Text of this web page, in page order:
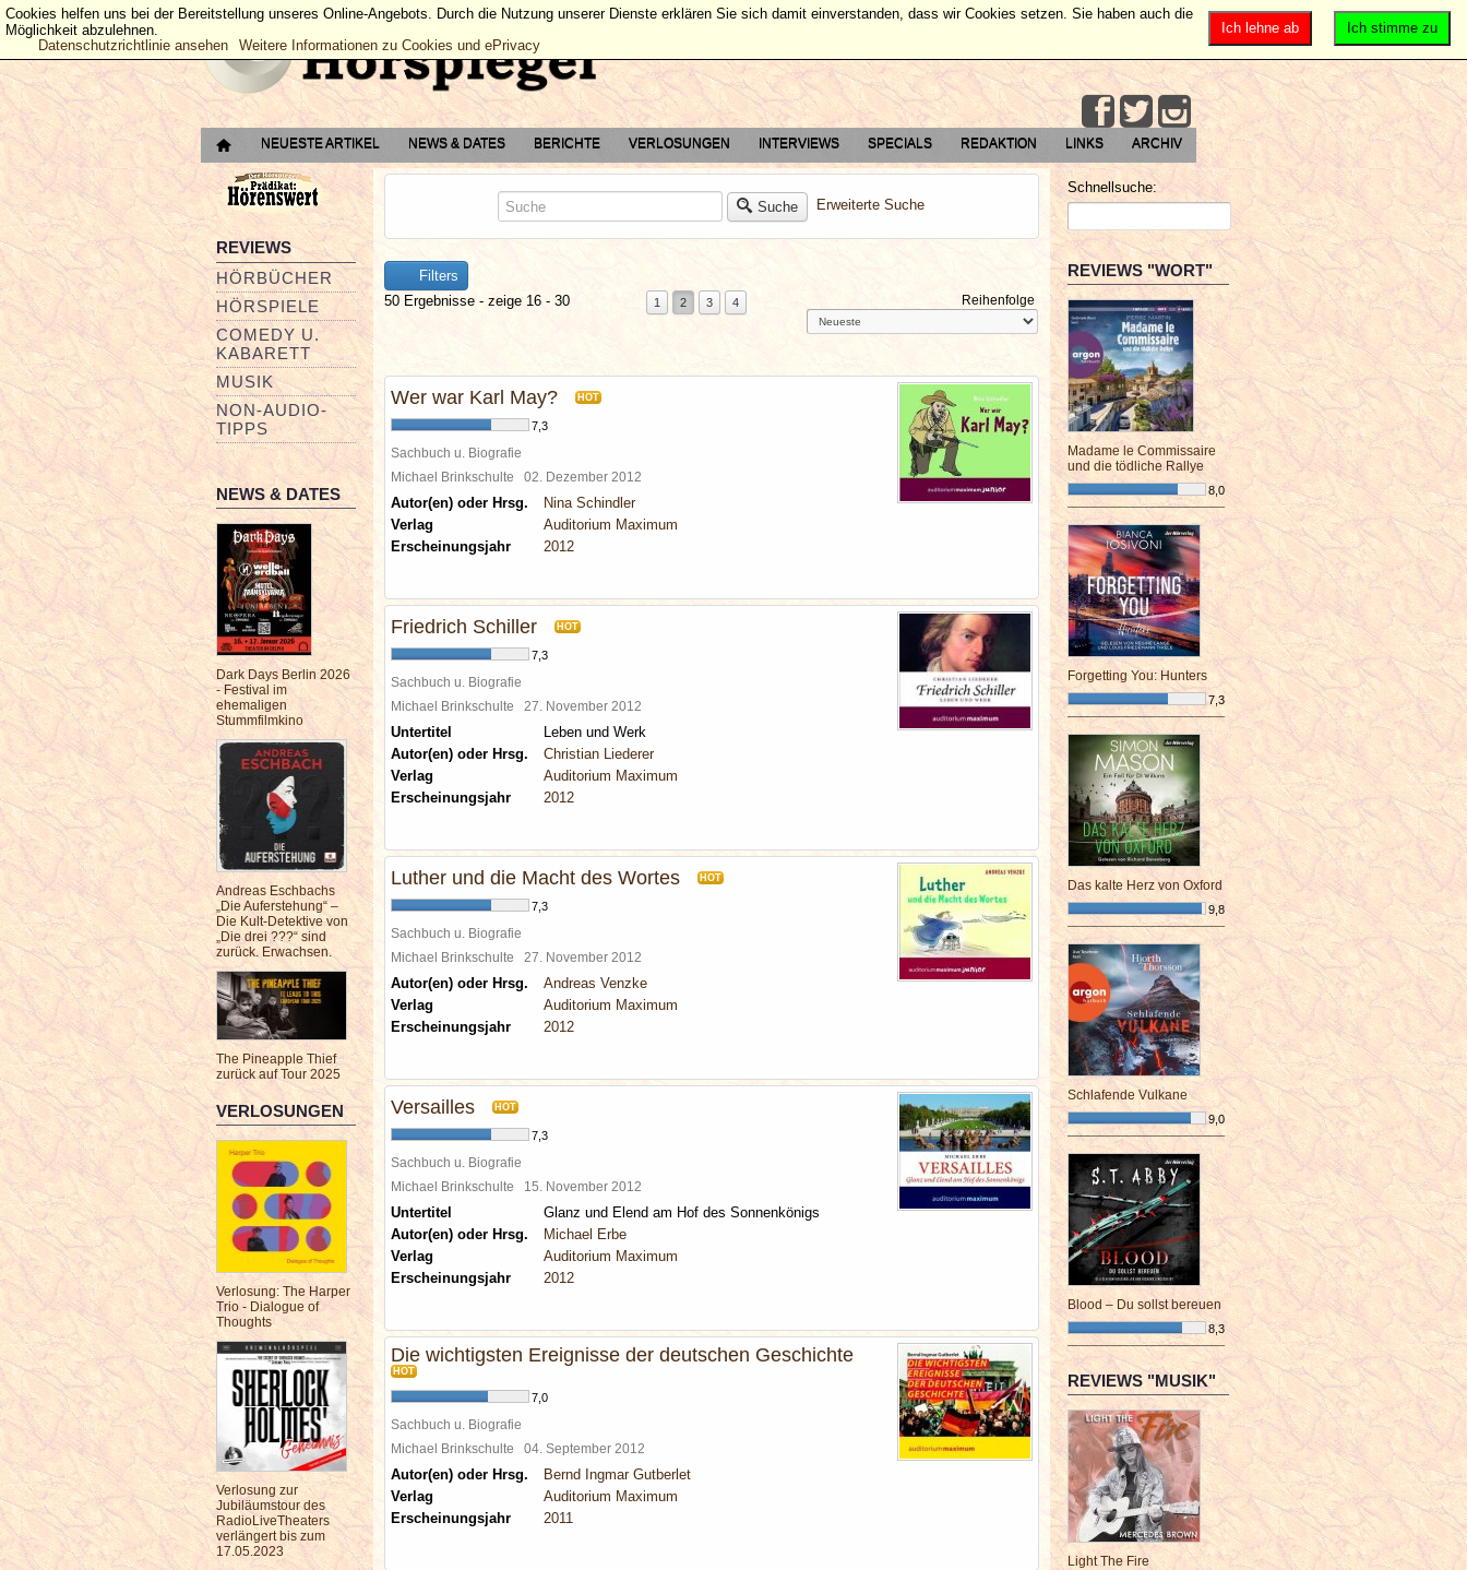
NEUESTE ARTIKEL NEWS & DATES BERICHTE VERLOSUNGEN INTERVIEWS SPECIALS REDAKTION LINKS ARCHIV
REVIEWS
HÖRBÜCHER
HÖRSPIELE
COMEDY U.
KABARETT
MUSIK
NON-AUDIO-
TIPPS
NEWS & DATES
Dark Days Berlin 2026
- Festival im
ehemaligen
Stummfilmkino
Andreas Eschbachs
„Die Auferstehung“ –
Die Kult-Detektive von
„Die drei ???“ sind
zurück. Erwachsen.
The Pineapple Thief
zurück auf Tour 2025
VERLOSUNGEN
Verlosung: The Harper
Trio - Dialogue of
Thoughts
Verlosung zur
Jubiläumstour des
RadioLiveTheaters
verlängert bis zum
17.05.2023
Suche Erweiterte Suche
Filters
50 Ergebnisse - zeige 16 - 30
1 2 3 4 Reihenfolge
Wer war Karl May? HOT
7,3
Sachbuch u. Biografie
Michael Brinkschulte 02. Dezember 2012
Autor(en) oder Hrsg.
Nina Schindler
Verlag
Auditorium Maximum
Erscheinungsjahr
2012
Friedrich Schiller HOT
7,3
Sachbuch u. Biografie
Michael Brinkschulte 27. November 2012
Untertitel
Leben und Werk
Autor(en) oder Hrsg.
Christian Liederer
Verlag
Auditorium Maximum
Erscheinungsjahr
2012
Luther und die Macht des Wortes HOT
7,3
Sachbuch u. Biografie
Michael Brinkschulte 27. November 2012
Autor(en) oder Hrsg.
Andreas Venzke
Verlag
Auditorium Maximum
Erscheinungsjahr
2012
Versailles HOT
7,3
Sachbuch u. Biografie
Michael Brinkschulte 15. November 2012
Untertitel
Glanz und Elend am Hof des Sonnenkönigs
Autor(en) oder Hrsg.
Michael Erbe
Verlag
Auditorium Maximum
Erscheinungsjahr
2012
Die wichtigsten Ereignisse der deutschen Geschichte
HOT
7,0
Sachbuch u. Biografie
Michael Brinkschulte 04. September 2012
Autor(en) oder Hrsg.
Bernd Ingmar Gutberlet
Verlag
Auditorium Maximum
Erscheinungsjahr
2011
Schnellsuche:
REVIEWS "WORT"
Madame le Commissaire
und die tödliche Rallye
8,0
¯¯¯¯¯¯¯¯¯¯¯¯¯¯¯¯¯¯¯¯¯¯¯¯
Forgetting You: Hunters
7,3
¯¯¯¯¯¯¯¯¯¯¯¯¯¯¯¯¯¯¯¯¯¯¯¯
Das kalte Herz von Oxford
9,8
¯¯¯¯¯¯¯¯¯¯¯¯¯¯¯¯¯¯¯¯¯¯¯¯
Schlafende Vulkane
9,0
¯¯¯¯¯¯¯¯¯¯¯¯¯¯¯¯¯¯¯¯¯¯¯¯
Blood – Du sollst bereuen
8,3
¯¯¯¯¯¯¯¯¯¯¯¯¯¯¯¯¯¯¯¯¯¯¯¯
REVIEWS "MUSIK"
Light The Fire
Ich stimme zu
Ich lehne ab
Cookies helfen uns bei der Bereitstellung unseres Online-Angebots. Durch die Nutzung unserer Dienste erklären Sie sich damit einverstanden, dass wir Cookies setzen. Sie haben auch die
Möglichkeit abzulehnen.
Datenschutzrichtlinie ansehen
Weitere Informationen zu Cookies und ePrivacy